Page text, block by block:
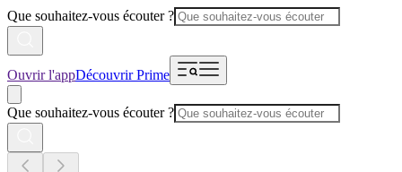
Que souhaitez-vous écouter ?
Ouvrir l'appDécouvrir Prime
Que souhaitez-vous écouter ?